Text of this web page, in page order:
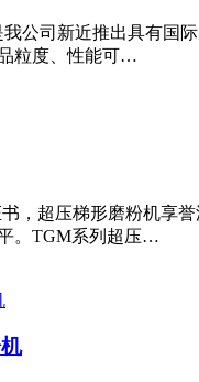
公司新近推出具有国
粒度、性能可…
，超压梯形磨粉机享
。TGM系列超压…